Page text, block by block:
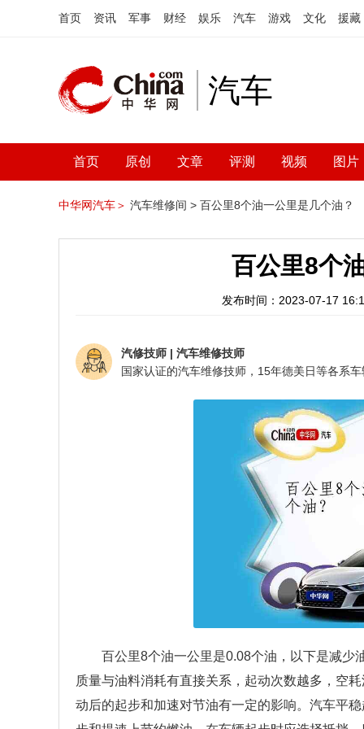
首页 资讯 军事 财经 娱乐 汽车 游戏 文化 援藏
汽车
首页 原创 文章 评测 视频 图片
中华网汽车＞ 汽车维修间 > 百公里8个油一公里是几个油？
百公里8个
发布时间：2023-07-17
汽修技师 | 汽车维修技师
百公里8个油一公里是0.08个油，以下是减少
质量与油料消耗有直接关系，起动次数越多，空
动后的起步和加速对节油有一定的影响。汽车平